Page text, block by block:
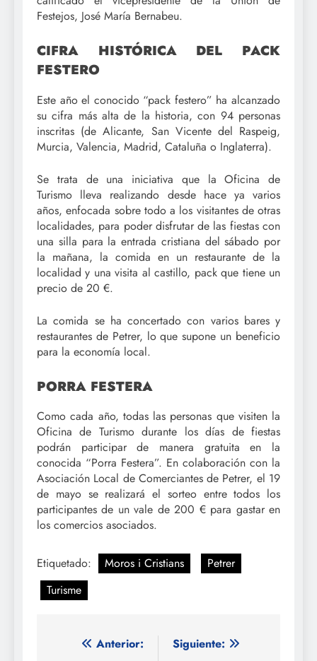
Festejos, José María Bernabeu.
CIFRA HISTÓRICA DEL PACK
FESTERO
Este año el conocido “pack festero” ha alcanzado
su cifra más alta de la historia, con 94 personas
inscritas (de Alicante, San Vicente del Raspeig,
Murcia, Valencia, Madrid, Cataluña o Inglaterra).
Se trata de una iniciativa que la Oficina de
Turismo lleva realizando desde hace ya varios
años, enfocada sobre todo a los visitantes de otras
localidades, para poder disfrutar de las fiestas con
una silla para la entrada cristiana del sábado por
la mañana, la comida en un restaurante de la
localidad y una visita al castillo, pack que tiene un
precio de 20 €.
La comida se ha concertado con varios bares y
restaurantes de Petrer, lo que supone un beneficio
para la economía local.
PORRA FESTERA
Como cada año, todas las personas que visiten la
Oficina de Turismo durante los días de fiestas
podrán participar de manera gratuita en la
conocida “Porra Festera”. En colaboración con la
Asociación Local de Comerciantes de Petrer, el 19
de mayo se realizará el sorteo entre todos los
participantes de un vale de 200 € para gastar en
los comercios asociados.
Etiquetado: Moros i Cristians
Petrer
Turisme
Navegación
Anterior:
Siguiente: